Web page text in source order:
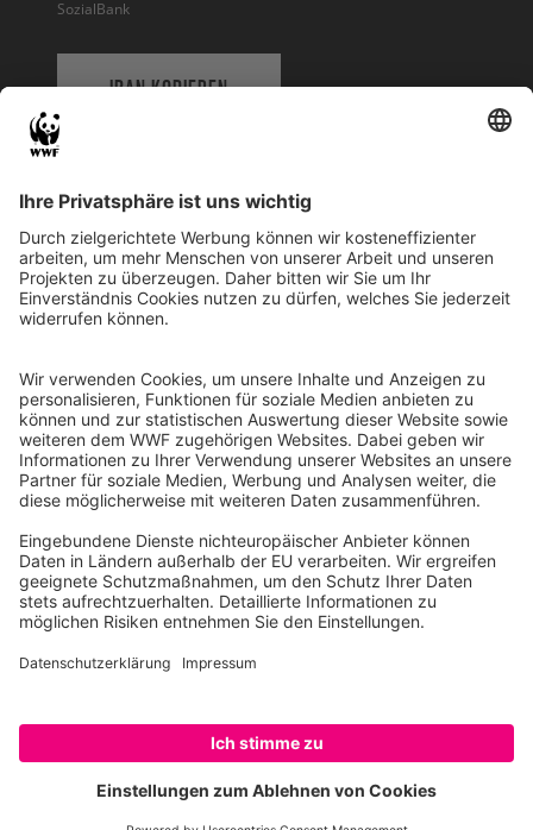
SozialBank
IBAN KOPIEREN
WWF Deutschland
Reinhardtstr. 18
10117 Berlin
Ihre Spende kann steuerlich geltend gemacht werden
Registriert als Stiftung WWF Deutschland, Senatsverwaltung für
Justiz Berlin, Az: 3416/976/2
Umsatzsteuer-Identifikationsnummer: DE 114236103
Freistellungsbescheid: Als gemeinnützige Körperschaft befreit
von der Körperschaftssteuer gem. §5 I 9 KStg. unter der
Steuernummer 27/641/09321